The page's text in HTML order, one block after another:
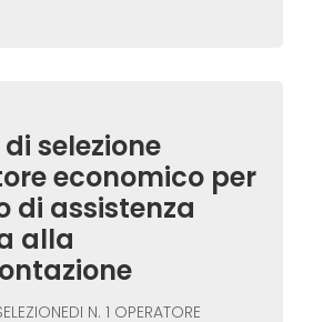
selezione
economico per
di assistenza
alla
N. 1 OPERATORE